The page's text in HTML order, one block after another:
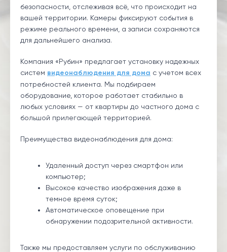
безопасности, отслеживая всё, что происходит на
вашей территории. Камеры фиксируют события в
режиме реального времени, а записи сохраняются
для дальнейшего анализа.
Компания «Рубин» предлагает установку надежных
систем видеонаблюдения для дома с учетом всех
потребностей клиента. Мы подбираем
оборудование, которое работает стабильно в
любых условиях — от квартиры до частного дома с
большой прилегающей территорией.
Преимущества видеонаблюдения для дома:
Удаленный доступ через смартфон или
компьютер;
Высокое качество изображения даже в
темное время суток;
Автоматическое оповещение при
обнаружении подозрительной активности.
Также мы предоставляем услуги по обслуживанию